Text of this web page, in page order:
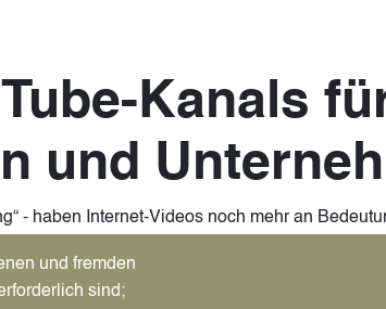
Kanals
und
- haben Internet-Videos noch mehr an
Unternehmer" am
und fremden
sind;